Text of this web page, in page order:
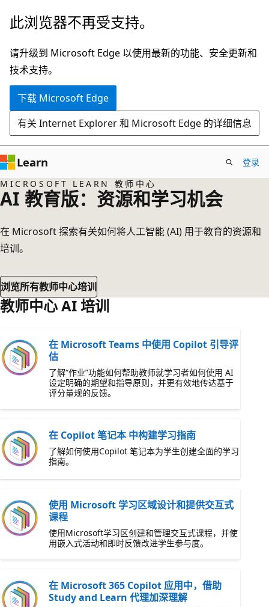
跳
主
要
内
此浏览器不再受支持。
请升级到 Microsoft Edge 以使用最新的功能、安全更新和
技术支持。
下载 Microsoft Edge
有关 Internet Explorer 和 Microsoft Edge 的详细信息
Learn
登录
MICROSOFT LEARN 教师中心
AI 教育版：资源和学习机会
在 Microsoft 探索有关如何将人工智能 (AI) 用于教育的资源和
培训。
浏览所有教师中心培训
教师中心 AI 培训
在 Microsoft Teams 中使用 Copilot 引导评
估
了解“作业”功能如何帮助教师就学习者如何使用 AI
设定明确的期望和指导原则，并更有效地传达基于
评分量规的反馈。
在 Copilot 笔记本 中构建学习指南
了解如何使用Copilot 笔记本为学生创建全面的学习
指南。
使用 Microsoft 学习区域设计和提供交互式
课程
使用Microsoft学习区创建和管理交互式课程，并使
用嵌入式活动和即时反馈改进学生参与度。
在 Microsoft 365 Copilot 应用中，借助
Study and Learn 代理加深理解